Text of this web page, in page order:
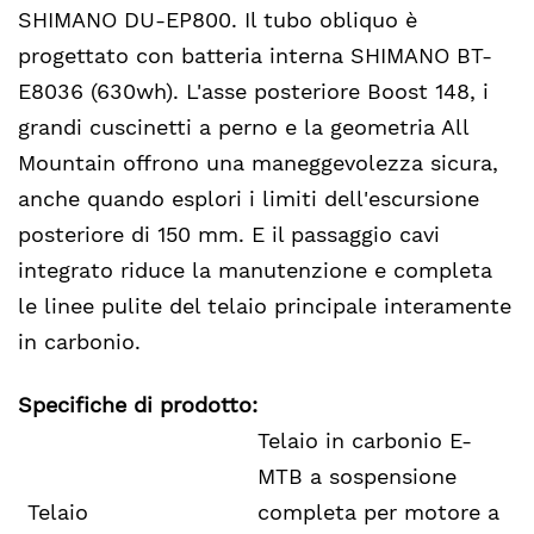
SHIMANO DU-EP800. Il tubo obliquo è
progettato con batteria interna SHIMANO BT-
E8036 (630wh). L'asse posteriore Boost 148, i
grandi cuscinetti a perno e la geometria All
Mountain offrono una maneggevolezza sicura,
anche quando esplori i limiti dell'escursione
posteriore di 150 mm. E il passaggio cavi
integrato riduce la manutenzione e completa
le linee pulite del telaio principale interamente
in carbonio.
Specifiche di prodotto:
Telaio
Telaio in carbonio E-
MTB a sospensione
completa per motore a